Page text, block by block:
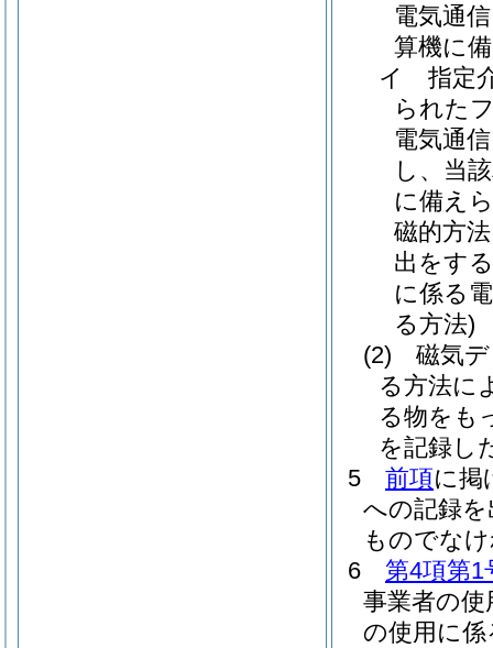
電気通
算機に
イ
指定
られた
電気通
し、当
に備え
磁的方
出をす
に係る
る方法)
(2)
磁気
る方法に
る物をも
を記録し
5
前項に掲
への記録
ものでな
6
第4項第1
事業者の
の使用に